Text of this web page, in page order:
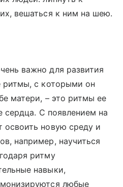
вешаться к ним на шею.
важно для развития
ритмы, с которыми он
матери, – это ритмы ее
сердца. С появлением на
освоить новую среду и
например, научиться
ритму
навыки,
любые